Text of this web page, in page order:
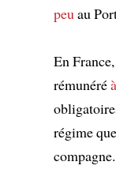
peu au
En France,
rémunéré
régime
compagne.